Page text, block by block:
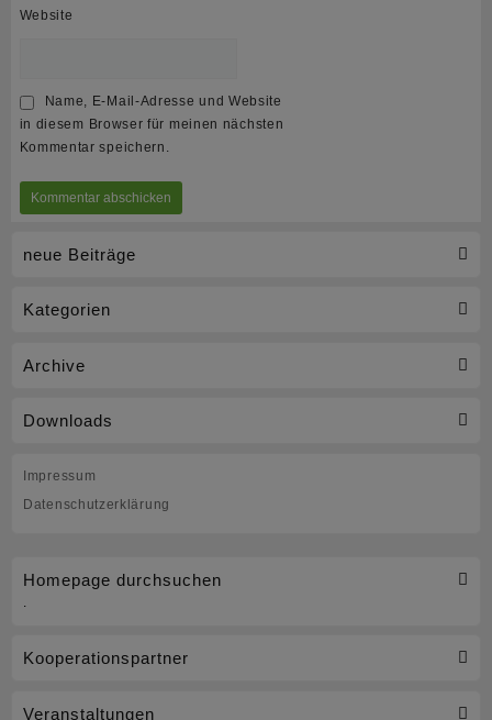
neue Beiträge
Kategorien
Archive
Downloads
Impressum
Datenschutzerklärung
Website
Name, E-Mail-Adresse und Website
in diesem Browser für meinen nächsten
Kommentar speichern.
Homepage durchsuchen
Kooperationspartner
Veranstaltungen